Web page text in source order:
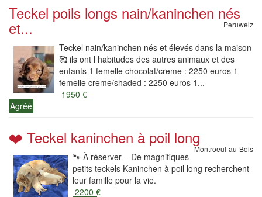
Teckel poils longs nain/kaninchen nés
et... Peruwelz
Teckel nain/kaninchen nés et élevés dans la maison
🥰 ils ont l habitudes des autres animaux et des
enfants 1 femelle chocolat/creme : 2250 euros 1
femelle creme/shaded : 2250 euros 1...
1950 €
Agréé
❤️ Teckel kaninchen à poil long
Montroeul-au-Bois
🐾 À réserver – De magnifiques
petits teckels Kaninchen à poil long recherchent
leur famille pour la vie.
2200 €